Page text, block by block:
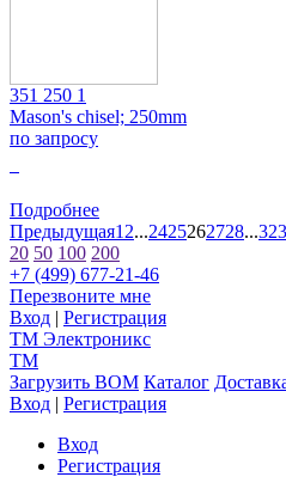
351 250 1
Mason's chisel; 250mm
по запросу
Подробнее
Предыдущая1 2...2425262728...32
20 50 100 200
+7 (499) 677-21-46
Перезвоните мне
Вход | Регистрация
TM Электроникс
TM
Загрузить BOM Каталог
Вход | Регистрация
Вход
Регистрация